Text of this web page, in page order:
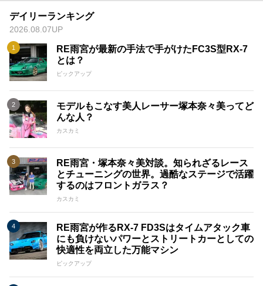
デイリーランキング
2026.08.07UP
RE雨宮が最新の手法で手がけたFC3S型RX-7
とは？
ピックアップ
モデルもこなす美人レーサー塚本奈々美ってど
んな人？
カスカミ
RE雨宮・塚本奈々美対談。知られざるレース
とチューニングの世界。過酷なステージで活躍
するのはフロントガラス？
カスカミ
RE雨宮が作るRX-7 FD3Sはタイムアタック車
にも負けないパワーとストリートカーとしての
快適性を両立した万能マシン
ピックアップ